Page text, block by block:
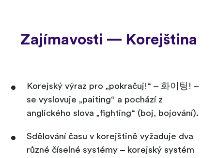
Zajímavosti — Korejština
Korejský výraz pro „pokračuj!“ – 화이팅! –
se vyslovuje „paiting“ a pochází z
anglického slova „fighting“ (boj, bojování).
Sdělování času v korejštině vyžaduje dva
různé číselné systémy – korejský systém